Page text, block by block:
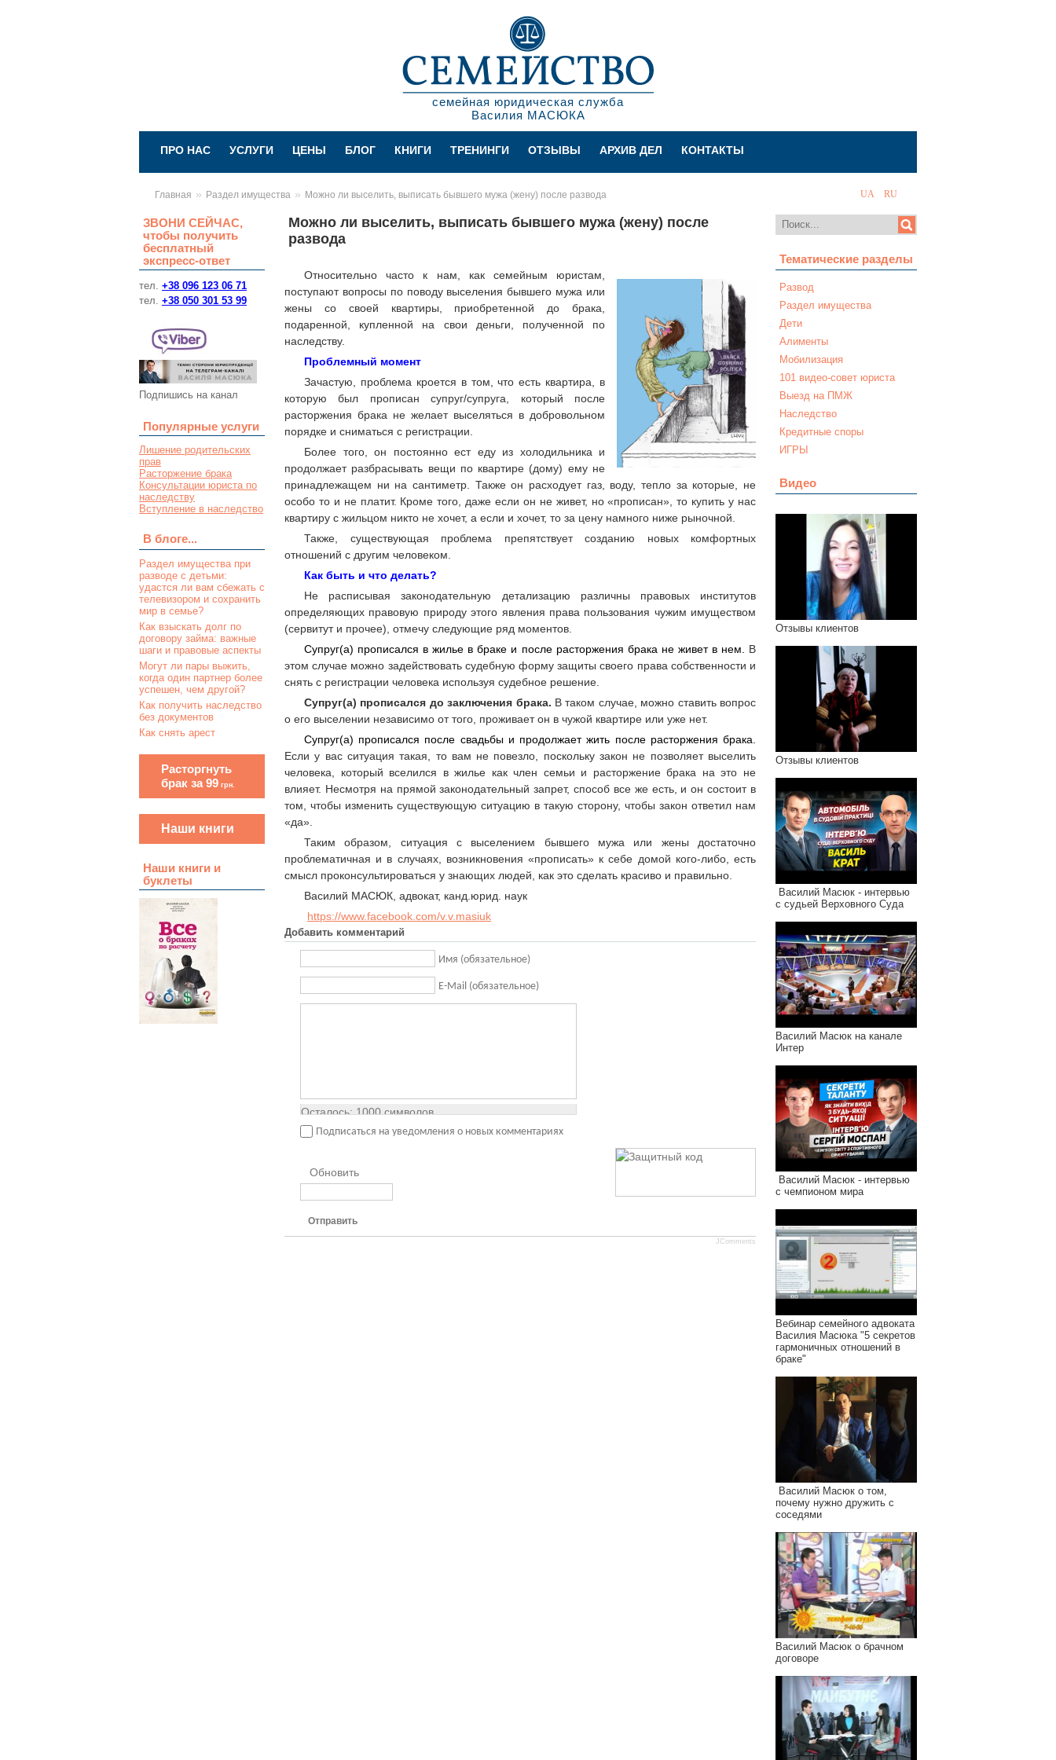
семейная юридическая служба
Василия МАСЮКА
ПРО НАС УСЛУГИ ЦЕНЫ БЛОГ КНИГИ ТРЕНИНГИ ОТЗЫВЫ АРХИВ ДЕЛ КОНТАКТЫ
Главная » Раздел имущества » Можно ли выселить, выписать бывшего мужа (жену) после развода UA RU
ЗВОНИ СЕЙЧАС,
чтобы получить
бесплатный
экспресс-ответ
тел. +38 096 123 06 71
тел. +38 050 301 53 99
Подпишись на канал
Популярные услуги
Лишение родительских
прав
Расторжение брака
Консультации юриста по
наследству
Вступление в наследство
В блоге...
Раздел имущества при
разводе с детьми:
удастся ли вам сбежать с
телевизором и сохранить
мир в семье?
Как взыскать долг по
договору займа: важные
шаги и правовые аспекты
Могут ли пары выжить,
когда один партнер более
успешен, чем другой?
Как получить наследство
без документов
Как снять арест
Расторгнуть
брак за 99 грн.
Наши книги
Наши книги и
буклеты
Можно ли выселить, выписать бывшего мужа (жену) после
развода
Относительно часто к нам, как семейным юристам,
поступают вопросы по поводу выселения бывшего мужа или
жены со своей квартиры, приобретенной до брака,
подаренной, купленной на свои деньги, полученной по
наследству.
Проблемный момент
Зачастую, проблема кроется в том, что есть квартира, в
которую был прописан супруг/супруга, который после
расторжения брака не желает выселяться в добровольном
порядке и сниматься с регистрации.
Более того, он постоянно ест еду из холодильника и
продолжает разбрасывать вещи по квартире (дому) ему не
принадлежащем ни на сантиметр. Также он расходует газ, воду, тепло за которые, не
особо то и не платит. Кроме того, даже если он не живет, но «прописан», то купить у нас
квартиру с жильцом никто не хочет, а если и хочет, то за цену намного ниже рыночной.
Также, существующая проблема препятствует созданию новых комфортных
отношений с другим человеком.
Как быть и что делать?
Не расписывая законодательную детализацию различны правовых институтов
определяющих правовую природу этого явления права пользования чужим имуществом
(сервитут и прочее), отмечу следующие ряд моментов.
Супруг(а) прописался в жилье в браке и после расторжения брака не живет в нем.
В
этом случае можно задействовать судебную форму защиты своего права собственности и
снять с регистрации человека используя судебное решение.
Супруг(а) прописался до заключения брака. В таком случае, можно ставить вопрос
о его выселении независимо от того, проживает он в чужой квартире или уже нет.
Супруг(а) прописался после свадьбы и продолжает жить после расторжения брака.
Если у вас ситуация такая, то вам не повезло, поскольку закон не позволяет выселить
человека, который вселился в жилье как член семьи и расторжение брака на это не
влияет. Несмотря на прямой законодательный запрет, способ все же есть, и он состоит в
том, чтобы изменить существующую ситуацию в такую сторону, чтобы закон ответил нам
«да».
Таким образом, ситуация с выселением бывшего мужа или жены достаточно
проблематичная и в случаях, возникновения «прописать» к себе домой кого-либо, есть
смысл проконсультироваться у знающих людей, как это сделать красиво и правильно.
Василий МАСЮК, адвокат, канд.юрид. наук
https://www.facebook.com/v.v.masiuk
Добавить комментарий
Имя (обязательное)
E-Mail (обязательное)
Осталось: 1000 символов
Подписаться на уведомления о новых комментариях
Обновить
Отправить
JComments
Тематические разделы
Развод
Раздел имущества
Дети
Алименты
Мобилизация
101 видео-совет юриста
Выезд на ПМЖ
Наследство
Кредитные споры
ИГРЫ
Видео
Отзывы клиентов
Отзывы клиентов
Василий Масюк - интервью
с судьей Верховного Суда
Василий Масюк на канале
Интер
Василий Масюк - интервью
с чемпионом мира
Вебинар семейного адвоката
Василия Масюка "5 секретов
гармоничных отношений в
браке"
Василий Масюк о том,
почему нужно дружить с
соседями
Василий Масюк о брачном
договоре